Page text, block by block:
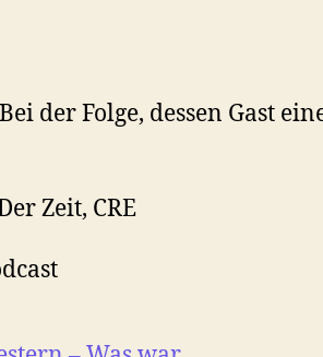
der Folge, dessen Gast
Zeit, CRE